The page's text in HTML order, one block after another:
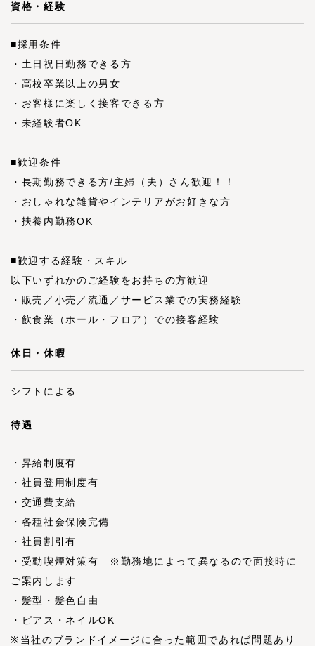
資格・経験
■採用条件
・土日祝日勤務できる方
・高校卒業以上の男女
・お客様に楽しく接客できる方
・未経験者OK
■歓迎条件
・長期勤務できる方/主婦（夫）さん歓迎！！
・おしゃれな雑貨やインテリアがお好きな方
・扶養内勤務OK
■歓迎する経験・スキル
以下いずれかのご経験をお持ちの方歓迎
・販売／小売／流通／サービス業での実務経験
・飲食業（ホール・フロア）での接客経験
休日・休暇
シフトによる
待遇
・昇給制度有
・社員登用制度有
・交通費支給
・各種社会保険完備
・社員割引有
・受動喫煙対策有 ※勤務地によって異なるので面接時に
ご案内します
・髪型・髪色自由
・ピアス・ネイルOK
※当社のブランドイメージに合った範囲であれば問題あり